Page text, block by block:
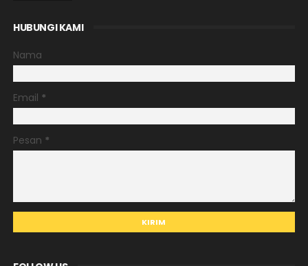
HUBUNGI KAMI
Nama
Email *
Pesan *